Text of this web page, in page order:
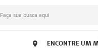
Faça sua busca aqui
ENCONTRE UM